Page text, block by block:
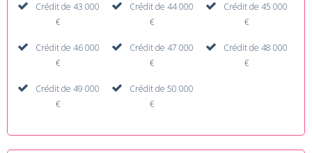
Crédit de 43 000
€
Crédit de 44 000
€
Crédit de 45 000
€
Crédit de 46 000
€
Crédit de 47 000
€
Crédit de 48 000
€
Crédit de 49 000
€
Crédit de 50 000
€